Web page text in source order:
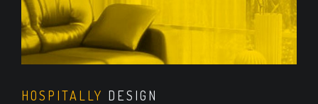
HOSPITALLY DESIGN